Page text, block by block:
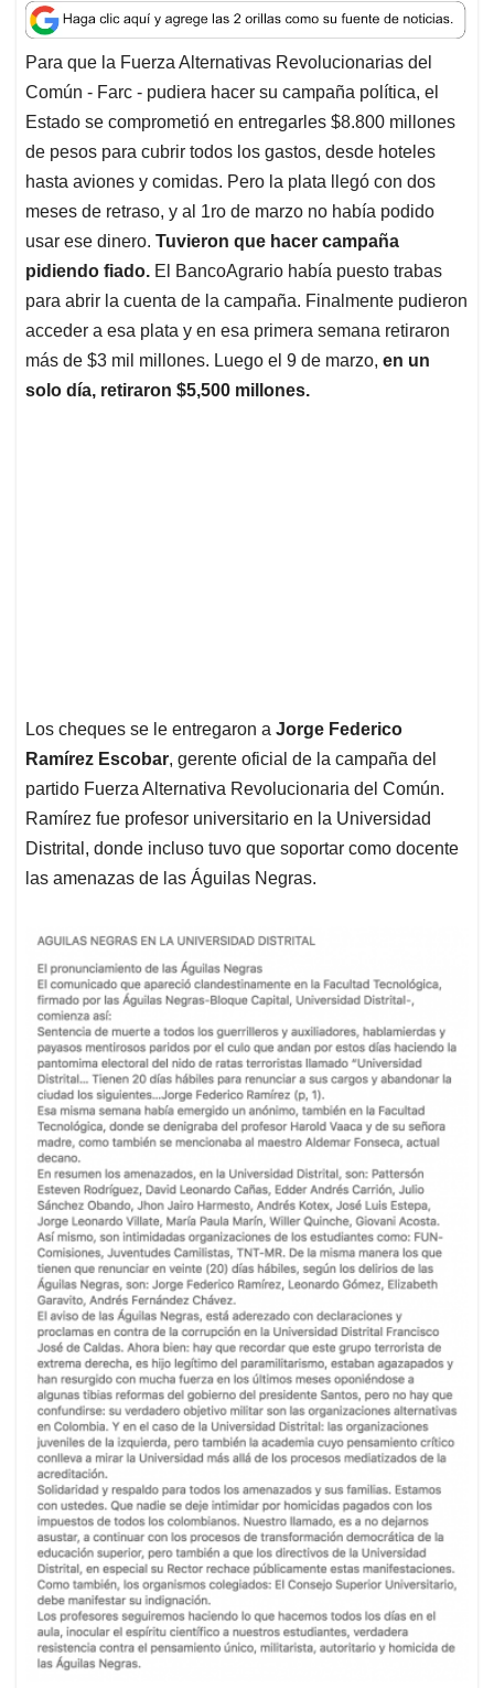
a
t
s
A
p
p
c
e
b
o
o
k
n
k
e
d
I
n
a
i
l
r
e
a
d
s
Para que la Fuerza Alternativas Revolucionarias del
Común - Farc - pudiera hacer su campaña política, el
Estado se comprometió en entregarles $8.800 millones
de pesos para cubrir todos los gastos, desde hoteles
hasta aviones y comidas. Pero la plata llegó con dos
meses de retraso, y al 1ro de marzo no había podido
usar ese dinero. Tuvieron que hacer campaña
pidiendo fiado. El BancoAgrario había puesto trabas
para abrir la cuenta de la campaña. Finalmente pudieron
acceder a esa plata y en esa primera semana retiraron
más de $3 mil millones. Luego el 9 de marzo, en un
solo día, retiraron $5,500 millones.
Los cheques se le entregaron a Jorge Federico
Ramírez Escobar, gerente oficial de la campaña del
partido Fuerza Alternativa Revolucionaria del Común.
Ramírez fue profesor universitario en la Universidad
Distrital, donde incluso tuvo que soportar como docente
las amenazas de las Águilas Negras.